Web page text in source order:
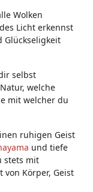
Wolken
Licht erkennst
Glückseligkeit
selbst
welche
mit welcher du
ruhigen Geist
und tiefe
stets mit
von Körper, Geist